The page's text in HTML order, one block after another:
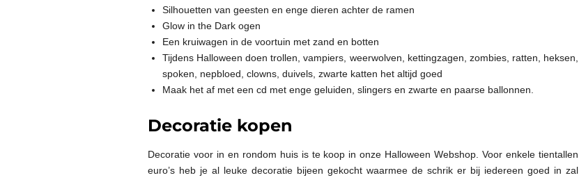
Silhouetten van geesten en enge dieren achter de ramen
Glow in the Dark ogen
Een kruiwagen in de voortuin met zand en botten
Tijdens Halloween doen trollen, vampiers, weerwolven, kettingzagen, zombies, ratten, heksen,
spoken, nepbloed, clowns, duivels, zwarte katten het altijd goed
Maak het af met een cd met enge geluiden, slingers en zwarte en paarse ballonnen.
Decoratie kopen
Decoratie voor in en rondom huis is te koop in onze Halloween Webshop. Voor enkele tientallen
euro’s heb je al leuke decoratie bijeen gekocht waarmee de schrik er bij iedereen goed in zal